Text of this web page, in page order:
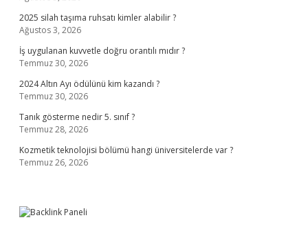
2025 silah taşıma ruhsatı kimler alabilir ?
Ağustos 3, 2026
İş uygulanan kuvvetle doğru orantılı mıdır ?
Temmuz 30, 2026
2024 Altın Ayı ödülünü kim kazandı ?
Temmuz 30, 2026
Tanık gösterme nedir 5. sınıf ?
Temmuz 28, 2026
Kozmetik teknolojisi bölümü hangi üniversitelerde var ?
Temmuz 26, 2026